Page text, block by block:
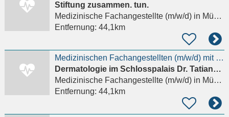
Stiftung zusammen. tun.
Medizinische Fachangestellte (m/w/d)in München, Feldmoching-Hasenbergl
Entfernung: 44,1km
Medizinischen Fachangestellten (m/w/d) mit abgeschlossener Ausbildung
Dermatologie im Schlosspalais Dr. Tatiana von Bayern
Medizinische Fachangestellte (m/w/d)in München, Moosach
Entfernung: 44,1km